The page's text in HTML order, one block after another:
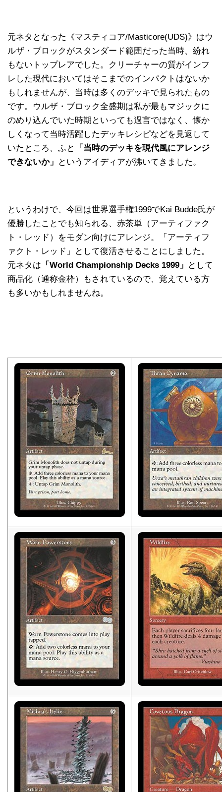
元ネタとなった《マスティコア/Masticore(UDS)》はウ
ルザ・ブロックがスタンダード範囲だった当時、紛れ
もないトップレアでした。クリーチャーの質がインフ
レした現代においてはそこまでのインパクトはないか
もしれませんが、当時は多くのデッキで見られたもの
です。ウルザ・ブロック全盛期は私が最もマジックに
のめり込んでいた時期といっても過言ではなく、懐か
しくなって当時活躍したデッキレシピなどを見返して
いたところ、ふと
「当時のデッキを現代風にアレンジ
できないか」
というアイディアが沸いてきました。
というわけで、今回は世界選手権1999でKai Budde氏が
優勝したことでも知られる、赤茶単（アーティファク
ト・レッド）をモダン向けにアレンジ。「アーティフ
ァクト・レッド」として復活させることにしました。
元ネタは 「World Championship Decks 1999」
として
商品化（通称金枠）もされているので、覚えている方
も多いかもしれませんね。